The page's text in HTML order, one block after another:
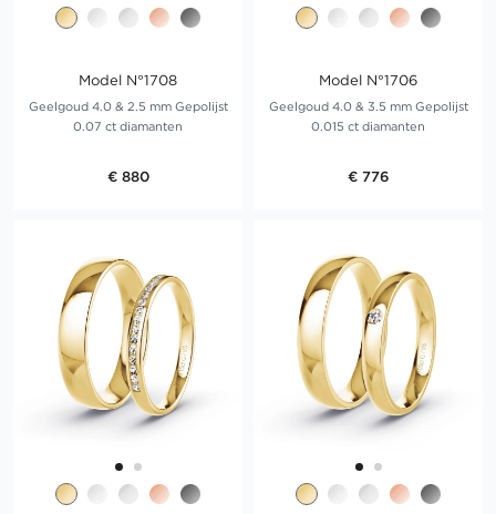
Model N°1708
Geelgoud 4.0 & 2.5 mm Gepolijst
0.07 ct diamanten
€ 880
Model N°1706
Geelgoud 4.0 & 3.5 mm Gepolijst
0.015 ct diamanten
€ 776